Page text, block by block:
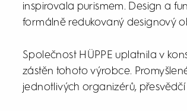
inspirovala purismem. Design a
formálně redukovaný designový
Společnost HÜPPE uplatnila v
zástěn tohoto výrobce.
jednotlivých organizérů,